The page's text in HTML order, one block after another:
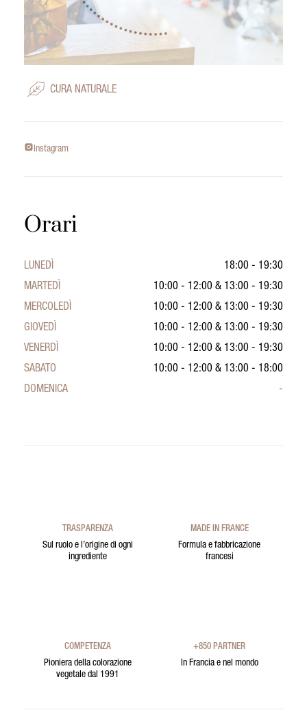
CURA NATURALE
Instagram
Orari
LUNEDÌ
18:00 - 19:30
MARTEDÌ
10:00 - 12:00 & 13:00 - 19:30
MERCOLEDÌ
10:00 - 12:00 & 13:00 - 19:30
GIOVEDÌ
10:00 - 12:00 & 13:00 - 19:30
VENERDÌ
10:00 - 12:00 & 13:00 - 19:30
SABATO
10:00 - 12:00 & 13:00 - 18:00
DOMENICA
-
TRASPARENZA
Sul ruolo e l’origine di ogni
ingrediente
MADE IN FRANCE
Formula e fabbricazione
francesi
COMPETENZA
Pioniera della colorazione
vegetale dal 1991
+850 PARTNER
In Francia e nel mondo